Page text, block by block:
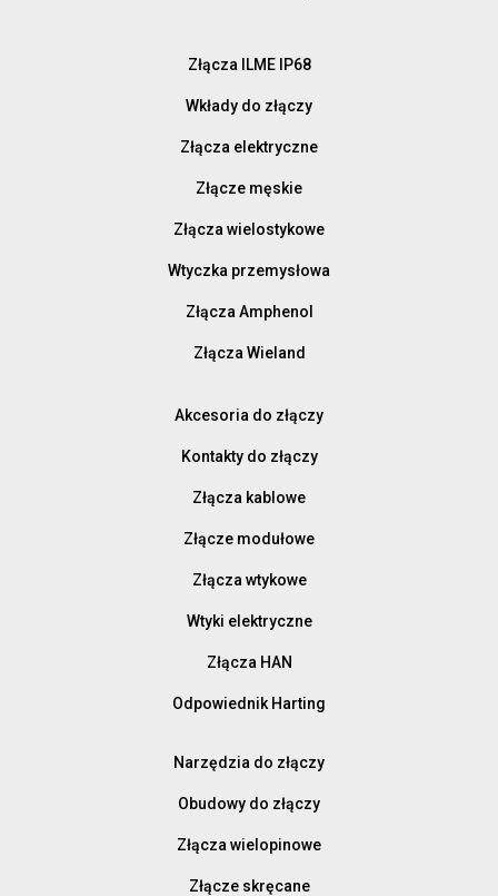
Złącza ILME IP68
Wkłady do złączy
Złącza elektryczne
Złącze męskie
Złącza wielostykowe
Wtyczka przemysłowa
Złącza Amphenol
Złącza Wieland
Akcesoria do złączy
Kontakty do złączy
Złącza kablowe
Złącze modułowe
Złącza wtykowe
Wtyki elektryczne
Złącza HAN
Odpowiednik Harting
Narzędzia do złączy
Obudowy do złączy
Złącza wielopinowe
Złącze skręcane